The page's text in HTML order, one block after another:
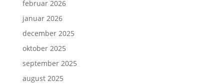
februar 2026
januar 2026
december 2025
oktober 2025
september 2025
august 2025